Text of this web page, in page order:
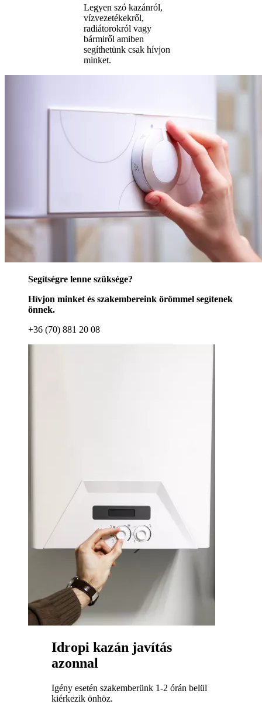
Legyen szó kazánról,
vízvezetékekről,
radiátorokról vagy
bármiről amiben
segíthetünk csak hívjon
minket.
Segítségre lenne szüksége?
Hívjon minket és szakembereink örömmel segítenek
önnek.
+36 (70) 881 20 08
Idropi kazán javítás
azonnal
Igény esetén szakemberünk 1-2 órán belül
kiérkezik önhöz.